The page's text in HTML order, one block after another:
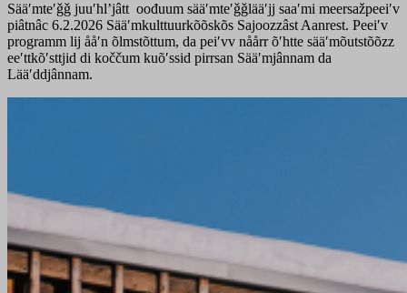
Sääʹmteʹǧǧ juuʹhlʼjâtt oođuum sääʹmteʹǧǧlääʹjj saaʹmi meersažpeeiʹv
piâtnâc 6.2.2026 Sääʹmkulttuurkõõskõs Sajoozzâst Aanrest. Peeiʹv
programm lij ååʹn õlmstõttum, da peiʹvv nåårr õʹhtte sääʹmõutstõõzz
eeʹttkõʹsttjid di koččum kuõʹssid pirrsan Sääʹmjânnam da
Lääʹddjânnam.